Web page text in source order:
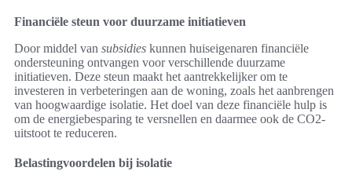
Financiële steun voor duurzame initiatieven
Door middel van subsidies kunnen huiseigenaren financiële
ondersteuning ontvangen voor verschillende duurzame
initiatieven. Deze steun maakt het aantrekkelijker om te
investeren in verbeteringen aan de woning, zoals het aanbrengen
van hoogwaardige isolatie. Het doel van deze financiële hulp is
om de energiebesparing te versnellen en daarmee ook de CO2-
uitstoot te reduceren.
Belastingvoordelen bij isolatie